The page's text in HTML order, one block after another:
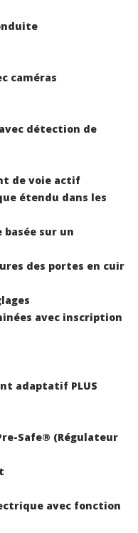
caméras
détection de
de voie actif
étendu dans les
basée sur un
des portes en cuir
avec inscription
adaptatif PLUS
Safe® (Régulateur
avec fonction